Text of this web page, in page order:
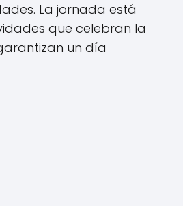
La jornada está
que celebran la
un día